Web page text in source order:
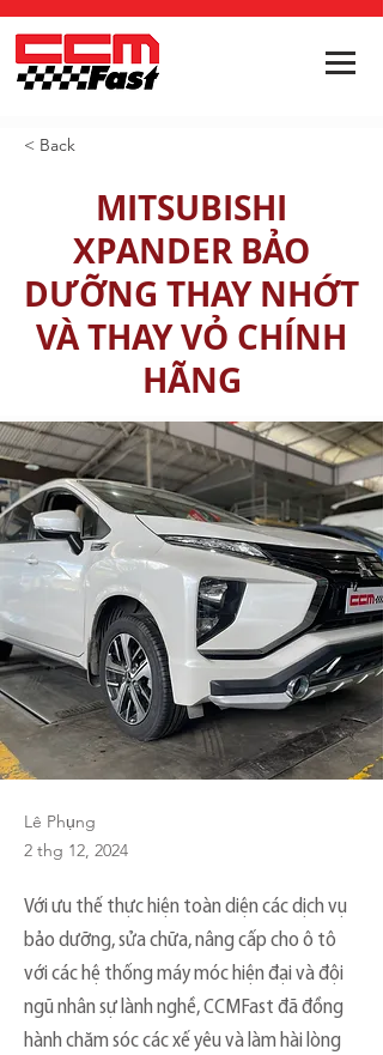
< Back
MITSUBISHI
XPANDER BẢO
DƯỠNG THAY NHỚT
VÀ THAY VỎ CHÍNH
HÃNG
Lê Phụng
2 thg 12, 2024
Với ưu thế thực hiện toàn diện các dịch vụ
bảo dưỡng, sửa chữa, nâng cấp cho ô tô
với các hệ thống máy móc hiện đại và đội
ngũ nhân sự lành nghề, CCMFast đã đồng
hành chăm sóc các xế yêu và làm hài lòng